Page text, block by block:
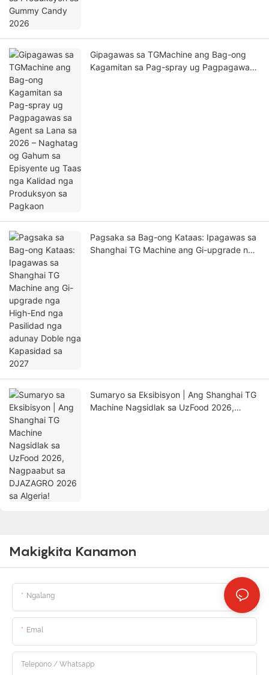
Gipagawas sa TGMachine ang Bag-ong
Kagamitan sa Pag-spray ug Pagpagawas
Pagsaka sa Bag-ong Kataas: Ipagawas sa
Shanghai TG Machine ang Gi-upgrade nga
Sumaryo sa Eksibisyon | Ang Shanghai TG
Machine Nagsidlak sa UzFood 2026,
Makigkita Kanamon
Ngalang
Emal
Telepono / Whatsapp